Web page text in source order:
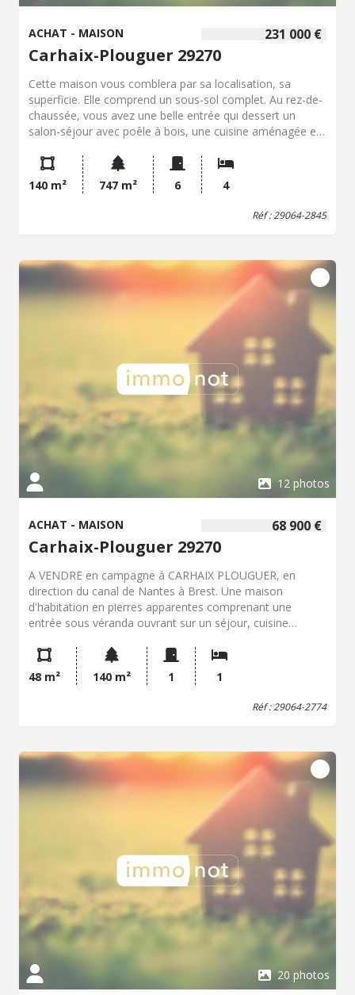
231 000 €
ACHAT - MAISON
Carhaix-Plouguer 29270
Cette maison vous comblera par sa localisation, sa
superficie. Elle comprend un sous-sol complet. Au rez-de-
chaussée, vous avez une belle entrée qui dessert un
salon-séjour avec poêle à bois, une cuisine aménagée et
et toilettes, donc vie de plain-pied possible!. Au premier
étage: Un palier donnant sur deux chambres, un bureau,
une salle de bains et toilettes. Carport pour deux voitures.
140 m² 747 m² 6 4
Réf : 29064-2845
12 photos
68 900 €
ACHAT - MAISON
Carhaix-Plouguer 29270
A VENDRE en campagne à CARHAIX PLOUGUER, en
direction du canal de Nantes à Brest. Une maison
d'habitation en pierres apparentes comprenant une
entrée sous véranda ouvrant sur un séjour, cuisine
Une chambre mansardée. Garage. Jardinet.
48 m²
140 m² 1 1
Réf : 29064-2774
20 photos